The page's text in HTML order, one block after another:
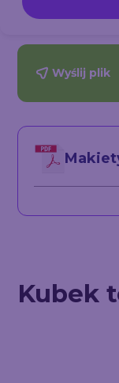
Wyślij plik
Kubek